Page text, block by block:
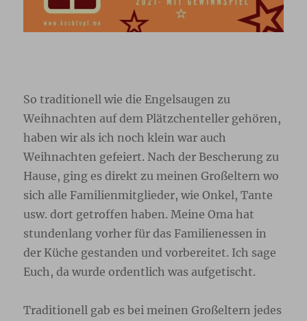
So traditionell wie die Engelsaugen zu
Weihnachten auf dem Plätzchenteller gehören,
haben wir als ich noch klein war auch
Weihnachten gefeiert. Nach der Bescherung zu
Hause, ging es direkt zu meinen Großeltern wo
sich alle Familienmitglieder, wie Onkel, Tante
usw. dort getroffen haben. Meine Oma hat
stundenlang vorher für das Familienessen in
der Küche gestanden und vorbereitet. Ich sage
Euch, da wurde ordentlich was aufgetischt.
Traditionell gab es bei meinen Großeltern jedes